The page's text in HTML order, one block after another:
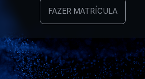
FAZER MATRÍCULA